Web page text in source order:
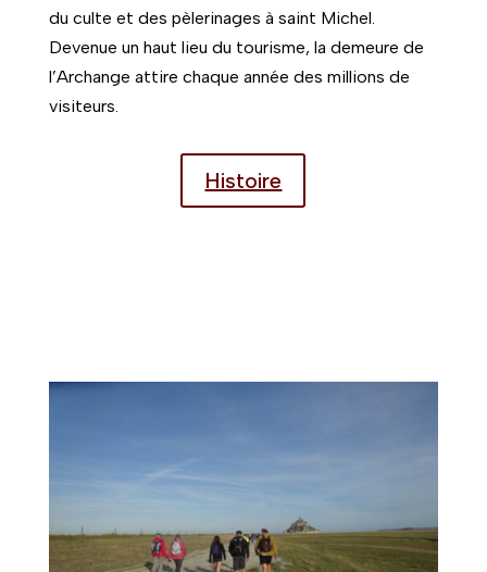
du culte et des pèlerinages à saint Michel.
Devenue un haut lieu du tourisme, la demeure de
l’Archange attire chaque année des millions de
visiteurs.
Histoire